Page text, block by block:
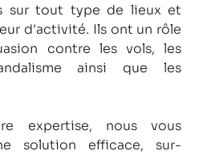
sur tout type de lieux et
d'activité. Ils ont un rôle
contre les vols, les
ainsi que les
expertise, nous vous
solution efficace, sur-